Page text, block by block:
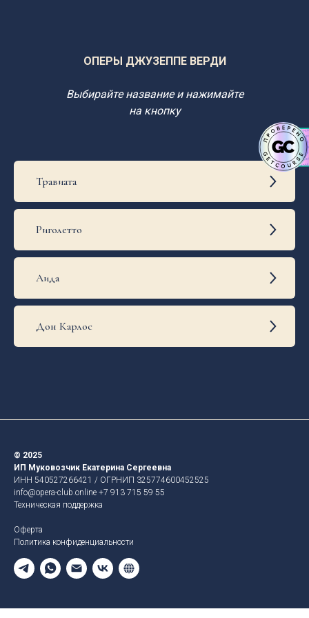
ОПЕРЫ ДЖУЗЕППЕ ВЕРДИ
Выбирайте название и нажимайте
на кнопку
Травиата
Риголетто
Аида
Дон Карлос
© 2025
ИП Муковозчик Екатерина Сергеевна
ИНН 540527266421 / ОГРНИП 325774600452525
info@opera-club.online +7 913 715 59 55
Техническая поддержка
Оферта
Политика конфиденциальности